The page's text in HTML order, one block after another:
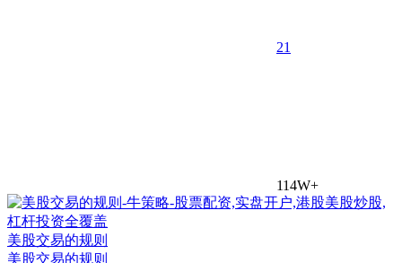
21
114W+
美股交易的规则
美股交易的规则